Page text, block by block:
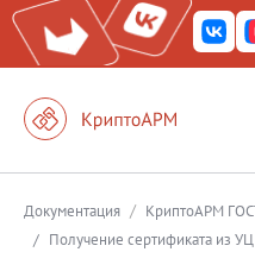
Документация / КриптоАРМ
/ Получение сертификата из УЦ